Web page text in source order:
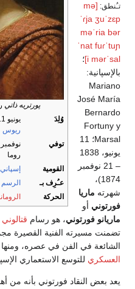
پورتريه ذاتي
وُلِدَ
يونيو 11, 1838
ريوس
توفي
نوفمبر 21, 1874
روما
القومية
إسپاني
عـُرِف بـ
الرسم
الحركة
تـُنطق:
[mə
ˈɾja ʒuˈzɛp
məˈria bər
ˈnat fuɾˈtuɲ
i mərˈsal] ؛
بالإسپانية:
Mariano
José María
Bernardo
Fortuny y
Marsal؛ 11
يونيو، 1838
– 21 نوفمبر
1874)،
شهرته ماريا
فورتوني أو
ماريانو فورتوني، هو رسام قتالوني
تضمنت مسيرته الفنية القصيرة
الشائعة في الفن في عصره، ومنها
العسكري للتوسع الاستعماري
يعد بعض النقاد فورتوني بأنه من أهم